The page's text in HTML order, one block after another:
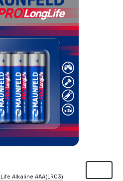
Life Alkaline ААА(LR03)